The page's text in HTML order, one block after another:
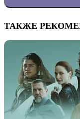
ТАКЖЕ